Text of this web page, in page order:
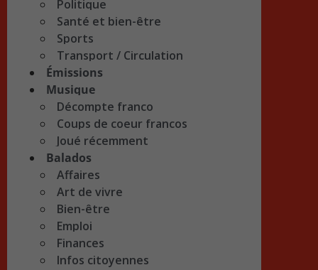
Politique
Santé et bien-être
Sports
Transport / Circulation
Émissions
Musique
Décompte franco
Coups de coeur francos
Joué récemment
Balados
Affaires
Art de vivre
Bien-être
Emploi
Finances
Infos citoyennes